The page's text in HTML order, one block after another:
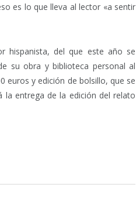
es lo que lleva al lector «a sentir
hispanista, del que este año se
su obra y biblioteca personal al
euros y edición de bolsillo, que se
entrega de la edición del relato